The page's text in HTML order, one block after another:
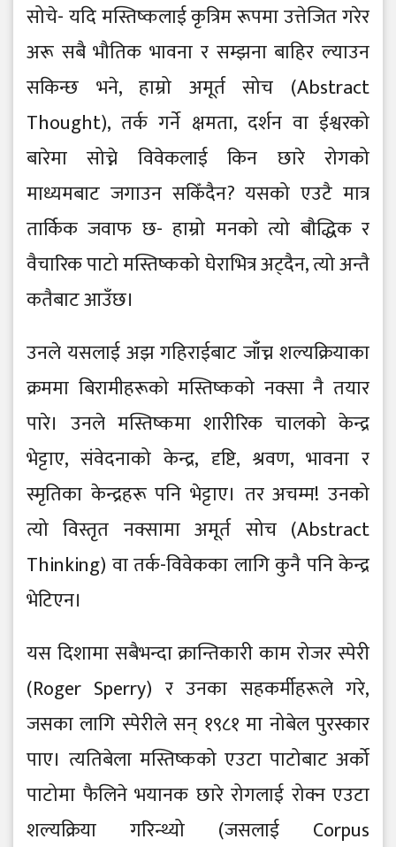
सोचे- यदि मस्तिष्कलाई कृत्रिम रूपमा उत्तेजित गरेर
अरू सबै भौतिक भावना र सम्झना बाहिर ल्याउन
सकिन्छ भने, हाम्रो अमूर्त सोच (Abstract
Thought), तर्क गर्ने क्षमता, दर्शन वा ईश्वरको
बारेमा सोच्ने विवेकलाई किन छारे रोगको
माध्यमबाट जगाउन सकिँदैन? यसको एउटै मात्र
तार्किक जवाफ छ- हाम्रो मनको त्यो बौद्धिक र
वैचारिक पाटो मस्तिष्कको घेराभित्र अट्दैन, त्यो अन्तै
कतैबाट आउँछ।
उनले यसलाई अझ गहिराईबाट जाँच्न शल्यक्रियाका
क्रममा बिरामीहरूको मस्तिष्कको नक्सा नै तयार
पारे। उनले मस्तिष्कमा शारीरिक चालको केन्द्र
भेट्टाए, संवेदनाको केन्द्र, दृष्टि, श्रवण, भावना र
स्मृतिका केन्द्रहरू पनि भेट्टाए। तर अचम्म! उनको
त्यो विस्तृत नक्सामा अमूर्त सोच (Abstract
Thinking) वा तर्क-विवेकका लागि कुनै पनि केन्द्र
भेटिएन।
यस दिशामा सबैभन्दा क्रान्तिकारी काम रोजर स्पेरी
(Roger Sperry) र उनका सहकर्मीहरूले गरे,
जसका लागि स्पेरीले सन् १९८१ मा नोबेल पुरस्कार
पाए। त्यतिबेला मस्तिष्कको एउटा पाटोबाट अर्को
पाटोमा फैलिने भयानक छारे रोगलाई रोक्न एउटा
शल्यक्रिया गरिन्थ्यो (जसलाई Corpus